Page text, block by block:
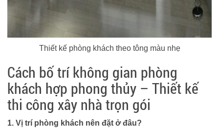
Thiết kế phòng khách theo tông màu nhẹ
Cách bố trí không gian phòng
khách hợp phong thủy – Thiết kế
thi công xây nhà trọn gói
1. Vị trí phòng khách nên đặt ở đâu?